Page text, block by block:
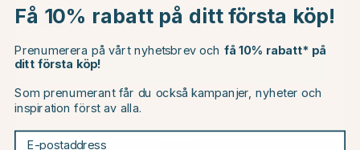
Du kanske även är intresserad av
15 20
EU
Få 10% rabatt på ditt första köp!
Prenumerera på vårt nyhetsbrev och få 10% rabatt* på
ditt första köp!
Som prenumerant får du också kampanjer, nyheter och
inspiration först av alla.
E-postaddress